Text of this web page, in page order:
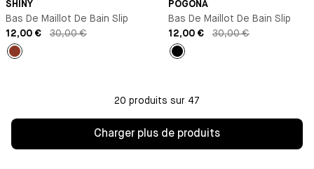
SHINY
Bas De Maillot De Bain Slip
12,00 €
30,00 €
Marron
POGONA
Bas De Maillot De Bain Slip
12,00 €
30,00 €
Noir
20 produits sur 47
Charger plus de produits